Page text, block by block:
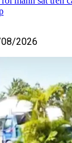
2026